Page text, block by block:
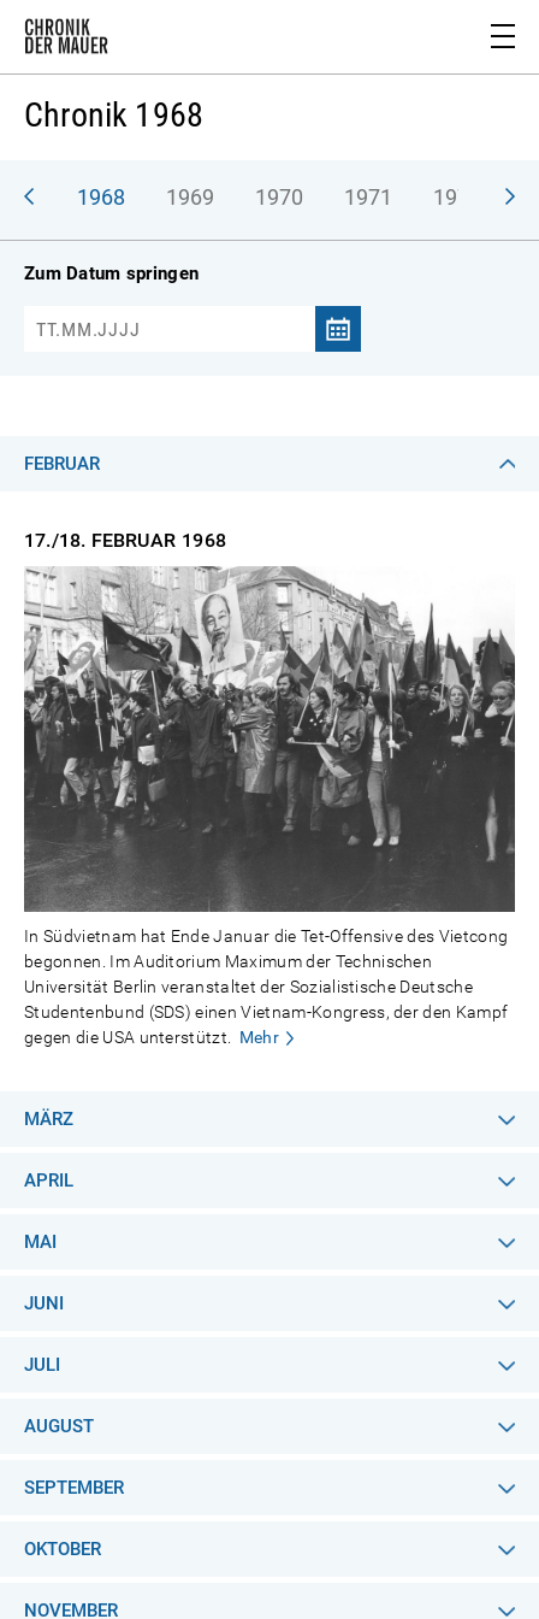
Chronik 1968
1968 1969 1970 1971 1972
Zum Datum springen
FEBRUAR
17./18. FEBRUAR 1968
In Südvietnam hat Ende Januar die Tet-Offensive des Vietcong
begonnen. Im Auditorium Maximum der Technischen
Universität Berlin veranstaltet der Sozialistische Deutsche
Studentenbund (SDS) einen Vietnam-Kongress, der den Kampf
gegen die USA unterstützt. Mehr
MÄRZ
APRIL
MAI
JUNI
JULI
AUGUST
SEPTEMBER
OKTOBER
NOVEMBER